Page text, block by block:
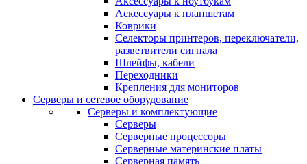
Аскессуары к планшетам
Коврики
Селекторы принтеров, переключатели,
разветвители сигнала
Шлейфы, кабели
Переходники
Крепления для мониторов
Серверы и сетевое оборудование
Серверы и комплектующие
Серверы
Серверные процессоры
Серверные материнские платы
Серверная память